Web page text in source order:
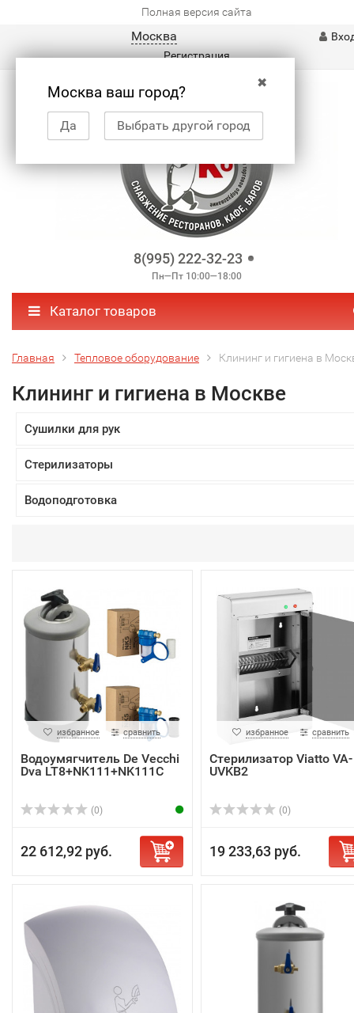
Полная версия сайта
Москва
✖
Москва ваш город?
Да Выбрать другой город
Регистрация
8(995) 222-32-23
Пн—Пт 10:00—18:00
Каталог товаров
Главная Тепловое оборудование Клининг и гигиена в
Клининг и гигиена в Москве
Сушилки для рук
Стерилизаторы
Водоподготовка
избранное сравнить
Водоумягчитель De Vecchi
Dva LT8+NK111+NK111C
(0)
22 612,92 руб.
избранное сравнить
Стерилизатор Viatto VA-
UVKB2
(0)
19 233,63 руб.